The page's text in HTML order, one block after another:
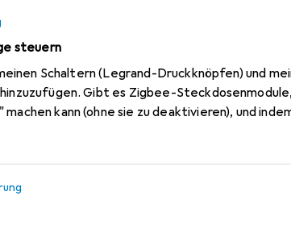
steuern
Schaltern (Legrand-Druckknöpfen) und
Gibt es Zigbee-
kann (ohne sie zu deaktivieren), und